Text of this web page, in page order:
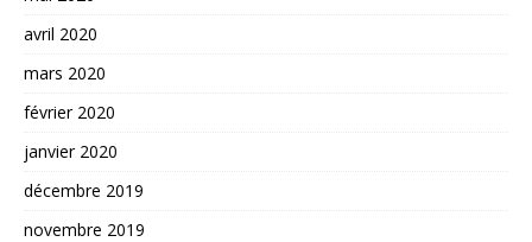
avril 2020
mars 2020
février 2020
janvier 2020
décembre 2019
novembre 2019